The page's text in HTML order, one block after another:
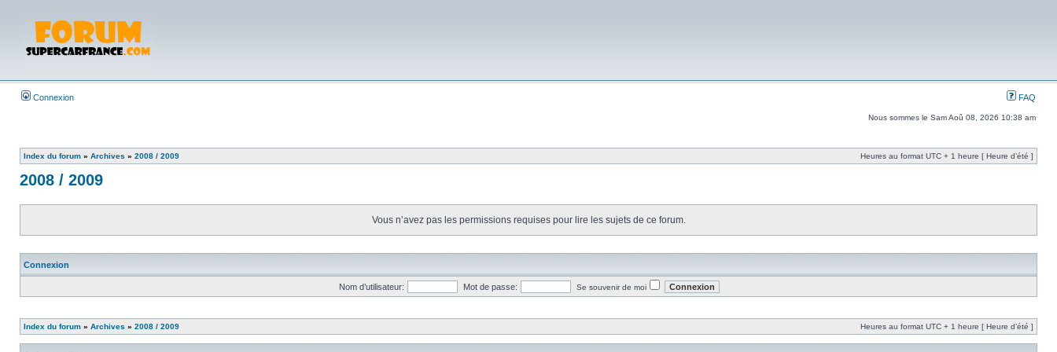
Connexion FAQ
Nous sommes le Sam Aoû 08, 2026 10:38 am
Index du forum » Archives » 2008 / 2009 Heures au format UTC + 1 heure [ Heure d’été ]
2008 / 2009
Vous n’avez pas les permissions requises pour lire les sujets de ce forum.
Connexion
Nom d’utilisateur: Mot de passe: Se souvenir de moi
Index du forum » Archives » 2008 / 2009 Heures au format UTC + 1 heure [ Heure d’été ]